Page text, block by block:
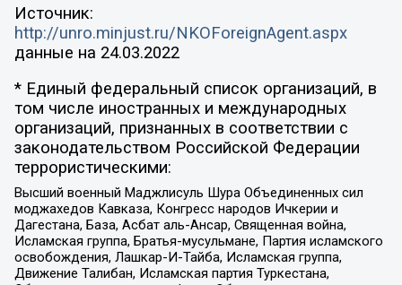
Источник:
http://unro.minjust.ru/NKOForeignAgent.aspx
данные на 24.03.2022
* Единый федеральный список организаций, в
том числе иностранных и международных
организаций, признанных в соответствии с
законодательством Российской Федерации
террористическими:
Высший военный Маджлисуль Шура Объединенных сил
моджахедов Кавказа, Конгресс народов Ичкерии и
Дагестана, База, Асбат аль-Ансар, Священная война,
Исламская группа, Братья-мусульмане, Партия исламского
освобождения, Лашкар-И-Тайба, Исламская группа,
Движение Талибан, Исламская партия Туркестана,